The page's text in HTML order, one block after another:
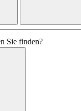
Sie finden?